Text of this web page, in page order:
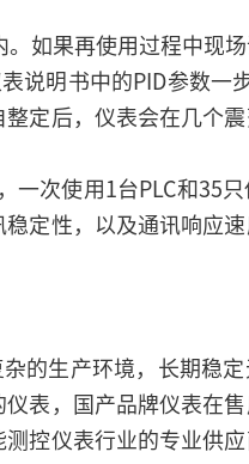
如果再使用过程中现场
说明书中的PID参数一
定后，仪表会在几个
次使用1台PLC和35只
定性，以及通讯响应
的生产环境，长期稳
表，国产品牌仪表在
控仪表行业的专业供